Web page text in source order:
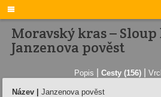

Moravský kras –
Janzenova pověst
Popis Cesty (156)
Název |
Janzenova pověst